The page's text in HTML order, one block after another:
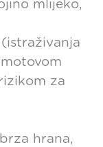
mlijeko,
(istraživanja
za
hrana,